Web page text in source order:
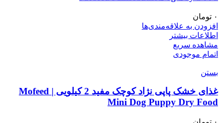
۰ تومان
افزودن به علاقه‌مندی‌ها
اطلاعات بیشتر
مشاهده سریع
اتمام موجودی
بستن
غذای خشک پاپی نژاد کوچک مفید 2 کیلویی | Mofeed
Mini Dog Puppy Dry Food